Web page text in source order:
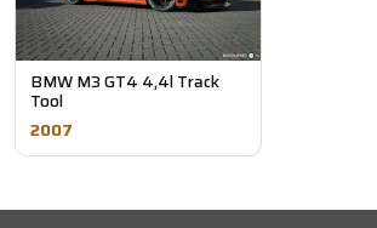
BMW M3 GT4 4,4l Track
Tool
2007